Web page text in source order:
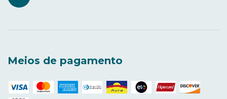
Meios de pagamento